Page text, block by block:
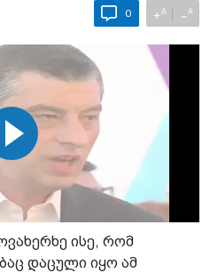
0 +A −A
ისე, რომ
დაცული იყო ამ